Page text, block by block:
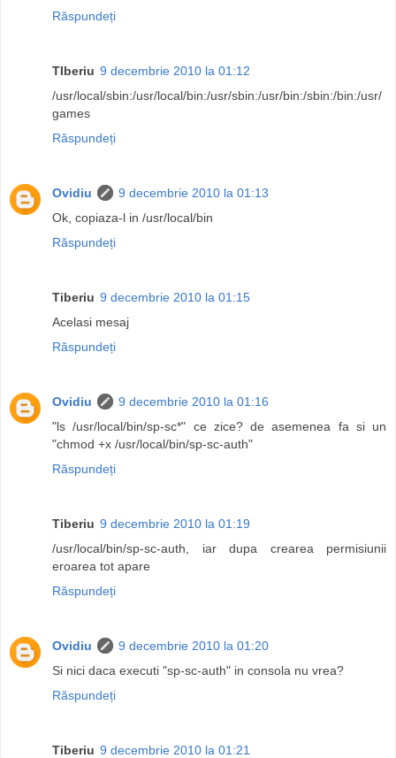
Răspundeți
TIberiu 9 decembrie 2010 la 01:12
/usr/local/sbin:/usr/local/bin:/usr/sbin:/usr/bin:/sbin:/bin:/usr/
games
Răspundeți
Ovidiu
9 decembrie 2010 la 01:13
Ok, copiaza-l in /usr/local/bin
Răspundeți
Tiberiu 9 decembrie 2010 la 01:15
Acelasi mesaj
Răspundeți
Ovidiu
9 decembrie 2010 la 01:16
"ls /usr/local/bin/sp-sc*" ce zice? de asemenea fa si un
"chmod +x /usr/local/bin/sp-sc-auth"
Răspundeți
Tiberiu 9 decembrie 2010 la 01:19
/usr/local/bin/sp-sc-auth, iar dupa crearea permisiunii
eroarea tot apare
Răspundeți
Ovidiu
9 decembrie 2010 la 01:20
Si nici daca executi "sp-sc-auth" in consola nu vrea?
Răspundeți
Tiberiu 9 decembrie 2010 la 01:21